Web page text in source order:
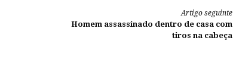
Artigo seguinte
Homem assassinado dentro de casa com
tiros na cabeça